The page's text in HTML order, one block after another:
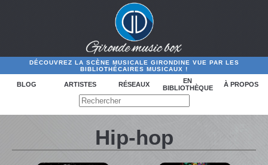
DÉCOUVREZ LA SCÈNE MUSICALE GIRONDINE VUE PAR LES
BIBLIOTHÉCAIRES MUSICAUX !
BLOG ARTISTES RÉSEAUX
EN
BIBLIOTHÈQUE
À PROPOS
Hip-hop